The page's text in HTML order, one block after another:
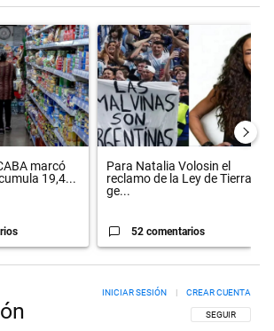
con el título "La inflación en CABA marcó
marcó
19,4...
Un artículo de tendencia con el
Para Natalia Volosin el
reclamo de la Ley de Tierras
ge...
52 comentarios
SIGA ESTA
SEGUIR
INICIAR SESIÓN CREAR CUENTA